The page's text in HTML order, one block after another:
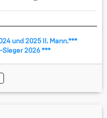
und 2025 II. Mann.***
2026 ***